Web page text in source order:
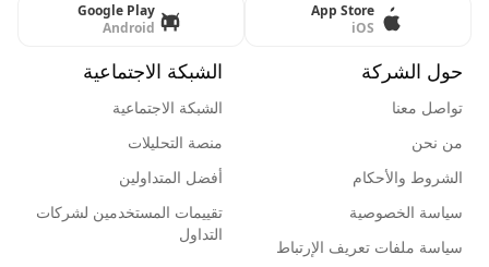
App Store
iOS
Google Play
Android
حول الشركة
تواصل معنا
من نحن
الشروط والأحكام
سياسة الخصوصية
سياسة ملفات تعريف الإرتباط
الشبكة الاجتماعية
الشبكة الاجتماعية
منصة التحليلات
أفضل المتداولين
تقييمات المستخدمين لشركات
التداول